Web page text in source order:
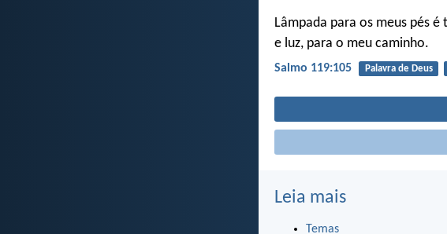
Lâmpada para os meus pés é
e luz, para o meu caminho.
Salmo 119:105 Palavra de Deus
Leia mais
Temas